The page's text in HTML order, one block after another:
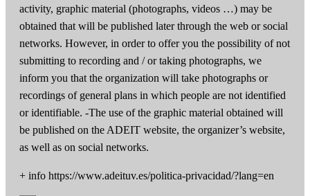
activity, graphic material (photographs, videos …) may be
obtained that will be published later through the web or social
networks. However, in order to offer you the possibility of not
submitting to recording and / or taking photographs, we
inform you that the organization will take photographs or
recordings of general plans in which people are not identified
or identifiable. -The use of the graphic material obtained will
be published on the ADEIT website, the organizer’s website,
as well as on social networks.
+ info https://www.adeituv.es/politica-privacidad/?lang=en